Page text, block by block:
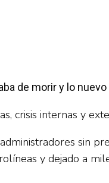
de morir y lo
crisis internas y
sin
y dejado a